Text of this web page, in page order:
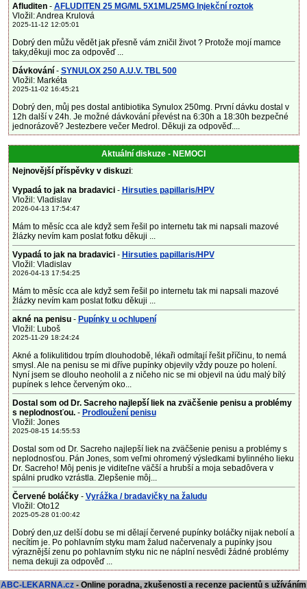
Afluditen- AFLUDITEN 25 MG/ML 5X1ML/25MG Injekční roztok
Vložil: Andrea Krulová
2025-11-12 12:05:01
Dobrý den můžu vědět jak přesně vám zničil život ? Protože mojí mamce
taky,děkuji moc za odpověď ...
Dávkování - SYNULOX 250 A.U.V. TBL 500
Vložil: Markéta
2025-11-02 16:45:21
Dobrý den, můj pes dostal antibiotika Synulox 250mg. První dávku dostal v
12h další v 24h. Je možné dávkování převést na 6:30h a 18:30h bezpečné
jednorázově? Jestezbere večer Medrol. Děkuji za odpověď....
Aktuální diskuze - NEMOCI
Nejnovější příspěvky v diskuzi:
Vypadá to jak na bradavici - Hirsuties papillaris/HPV
Vložil: Vladislav
2026-04-13 17:54:47
Mám to měsíc cca ale když sem řešil po internetu tak mi napsali mazové
žlázky nevím kam poslat fotku děkuji ...
Vypadá to jak na bradavici - Hirsuties papillaris/HPV
Vložil: Vladislav
2026-04-13 17:54:25
Mám to měsíc cca ale když sem řešil po internetu tak mi napsali mazové
žlázky nevím kam poslat fotku děkuji ...
akné na penisu- Pupínky u ochlupení
Vložil: Luboš
2025-11-29 18:24:24
Akné a folikulitidou trpím dlouhodobě, lékaři odmítají řešit příčinu, to nemá
smysl. Ale na penisu se mi dříve pupínky objevily vždy pouze po holení.
Nyní jsem se dlouho neoholil a z ničeho nic se mi objevil na údu malý bílý
pupínek s lehce červeným oko...
Dostal som od Dr. Sacreho najlepší liek na zväčšenie penisu a problémy
s neplodnosťou.- Prodloužení penisu
Vložil: Jones
2025-08-15 14:55:53
Dostal som od Dr. Sacreho najlepší liek na zväčšenie penisu a problémy s
neplodnosťou. Pán Jones, som veľmi ohromený výsledkami bylinného lieku
Dr. Sacreho! Môj penis je viditeľne väčší a hrubší a moja sebadôvera v
spálni prudko vzrástla. Zlepšenie môj...
Červené boláčky - Vyrážka / bradavičky na žaludu
Vložil: Oto12
2025-05-28 01:00:42
Dobrý den,uz delší dobu se mi dělají červené pupínky boláčky nijak nebolí a
necítím je. Po pohlavním styku mam žalud načervenaly a pupínky jsou
výraznější zenu po pohlavním styku nic ne náplní nesvědi žádné problémy
nema dekuji za odpověď ...
ABC-LEKARNA.cz - Online poradna, zkušenosti a recenze pacientů s užíváním